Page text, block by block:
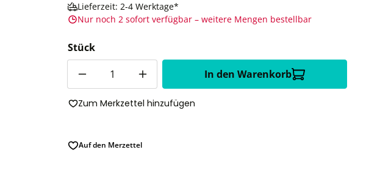
Lieferzeit: 2-4 Werktage*
Nur noch 2 sofort verfügbar – weitere Mengen bestellbar
Stück
In den Warenkorb
Zum Merkzettel hinzufügen
Auf den Merzettel